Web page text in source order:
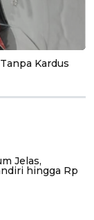
Kardus
Jelas,
hingga Rp